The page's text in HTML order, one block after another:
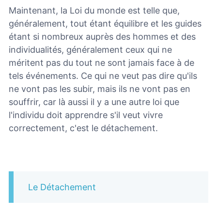
Maintenant, la Loi du monde est telle que,
généralement, tout étant équilibre et les guides
étant si nombreux auprès des hommes et des
individualités, généralement ceux qui ne
méritent pas du tout ne sont jamais face à de
tels événements. Ce qui ne veut pas dire qu'ils
ne vont pas les subir, mais ils ne vont pas en
souffrir, car là aussi il y a une autre loi que
l'individu doit apprendre s'il veut vivre
correctement, c'est le détachement.
Le Détachement